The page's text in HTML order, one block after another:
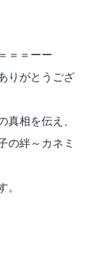
＝＝ーー
りがとうござ
相を伝え、
の絆～カネミ